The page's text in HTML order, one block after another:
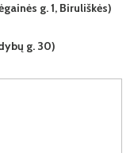
g. 1, Biruliškės)
g. 30)